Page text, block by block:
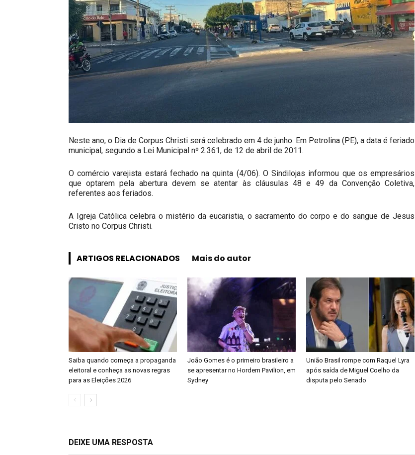
Neste ano, o Dia de Corpus Christi será celebrado em 4 de junho. Em Petrolina (PE), a data é feriado
municipal, segundo a Lei Municipal nº 2.361, de 12 de abril de 2011.
O comércio varejista estará fechado na quinta (4/06). O Sindilojas informou que os empresários
que optarem pela abertura devem se atentar às cláusulas 48 e 49 da Convenção Coletiva,
referentes aos feriados.
A Igreja Católica celebra o mistério da eucaristia, o sacramento do corpo e do sangue de Jesus
Cristo no Corpus Christi.
ARTIGOS RELACIONADOS Mais do autor
Saiba quando começa a propaganda
eleitoral e conheça as novas regras
para as Eleições 2026
João Gomes é o primeiro brasileiro a
se apresentar no Hordern Pavilion, em
Sydney
União Brasil rompe com Raquel Lyra
após saída de Miguel Coelho da
disputa pelo Senado
DEIXE UMA RESPOSTA